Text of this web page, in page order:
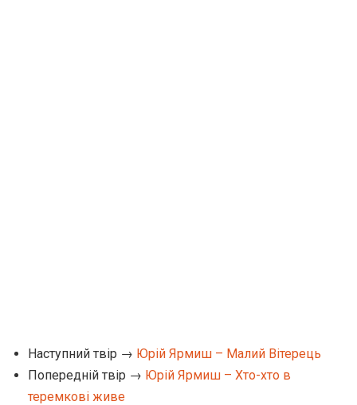
Наступний твір → Юрій Ярмиш – Малий Вітерець
Попередній твір → Юрій Ярмиш – Хто-хто в
теремкові живе